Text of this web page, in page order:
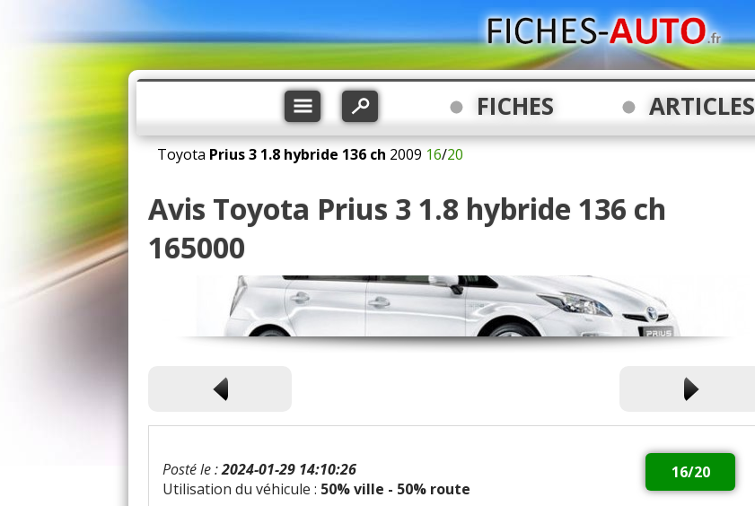
FICHES ARTICLES
Toyota Prius 3 1.8 hybride 136 ch 2009 16/20
Avis Toyota Prius 3 1.8 hybride 136 ch
165000
16/20
Posté le :2024-01-29 14:10:26
Utilisation du véhicule : 50% ville - 50% route